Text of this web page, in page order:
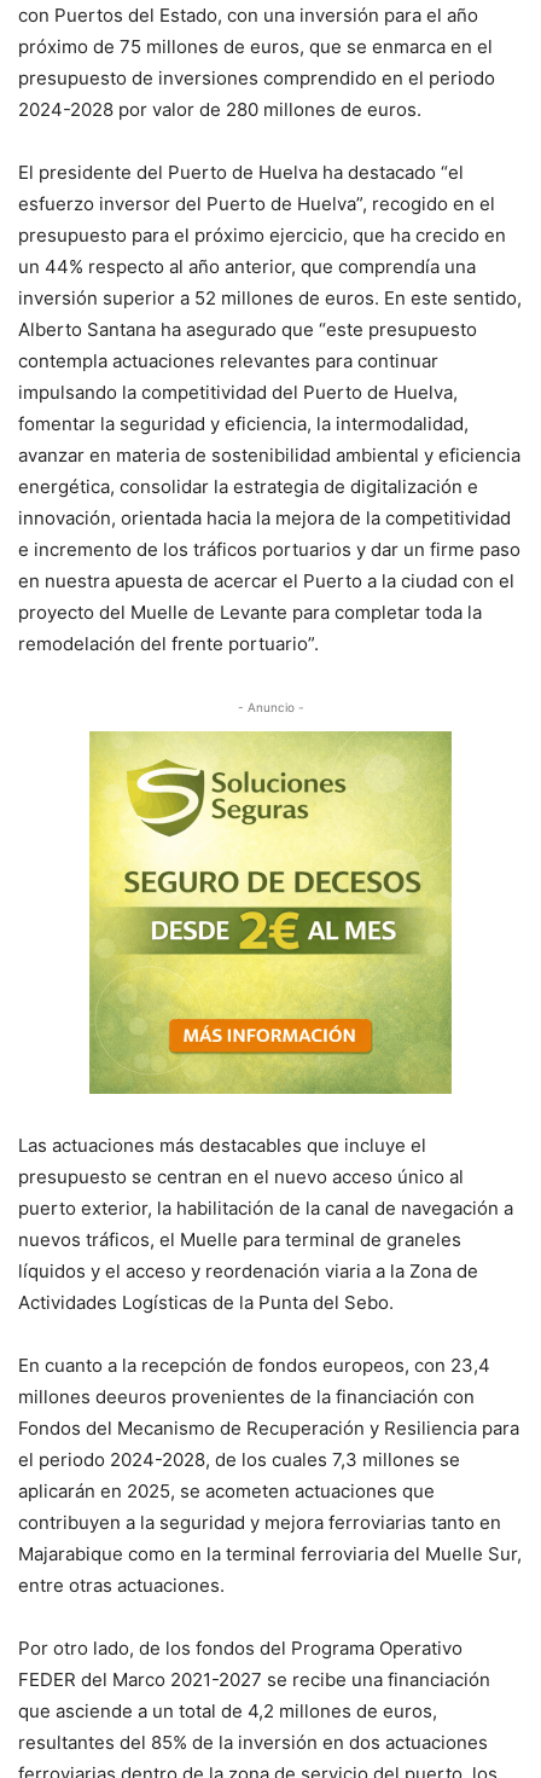
con Puertos del Estado, con una inversión para el año
próximo de 75 millones de euros, que se enmarca en el
presupuesto de inversiones comprendido en el periodo
2024-2028 por valor de 280 millones de euros.
El presidente del Puerto de Huelva ha destacado “el
esfuerzo inversor del Puerto de Huelva”, recogido en el
presupuesto para el próximo ejercicio, que ha crecido en
un 44% respecto al año anterior, que comprendía una
inversión superior a 52 millones de euros. En este sentido,
Alberto Santana ha asegurado que “este presupuesto
contempla actuaciones relevantes para continuar
impulsando la competitividad del Puerto de Huelva,
fomentar la seguridad y eficiencia, la intermodalidad,
avanzar en materia de sostenibilidad ambiental y eficiencia
energética, consolidar la estrategia de digitalización e
innovación, orientada hacia la mejora de la competitividad
e incremento de los tráficos portuarios y dar un firme paso
en nuestra apuesta de acercar el Puerto a la ciudad con el
proyecto del Muelle de Levante para completar toda la
remodelación del frente portuario”.
- Anuncio -
Las actuaciones más destacables que incluye el
presupuesto se centran en el nuevo acceso único al
puerto exterior, la habilitación de la canal de navegación a
nuevos tráficos, el Muelle para terminal de graneles
líquidos y el acceso y reordenación viaria a la Zona de
Actividades Logísticas de la Punta del Sebo.
En cuanto a la recepción de fondos europeos, con 23,4
millones deeuros provenientes de la financiación con
Fondos del Mecanismo de Recuperación y Resiliencia para
el periodo 2024-2028, de los cuales 7,3 millones se
aplicarán en 2025, se acometen actuaciones que
contribuyen a la seguridad y mejora ferroviarias tanto en
Majarabique como en la terminal ferroviaria del Muelle Sur,
entre otras actuaciones.
Por otro lado, de los fondos del Programa Operativo
FEDER del Marco 2021-2027 se recibe una financiación
que asciende a un total de 4,2 millones de euros,
resultantes del 85% de la inversión en dos actuaciones